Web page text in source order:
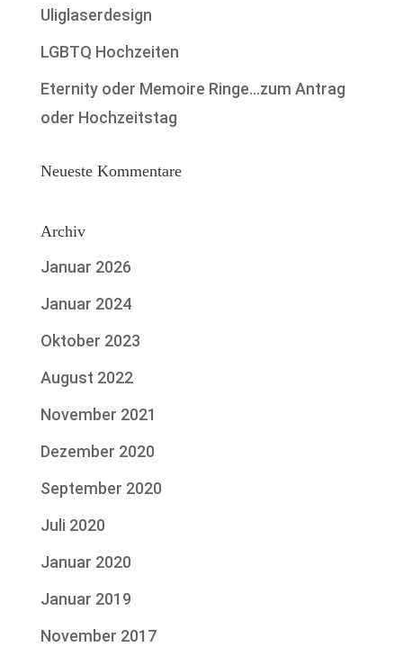
Uliglaserdesign
LGBTQ Hochzeiten
Eternity oder Memoire Ringe…zum Antrag
oder Hochzeitstag
Neueste Kommentare
Archiv
Januar 2026
Januar 2024
Oktober 2023
August 2022
November 2021
Dezember 2020
September 2020
Juli 2020
Januar 2020
Januar 2019
November 2017